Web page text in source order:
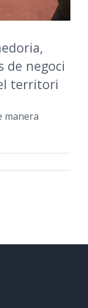
de negoci
territori
manera